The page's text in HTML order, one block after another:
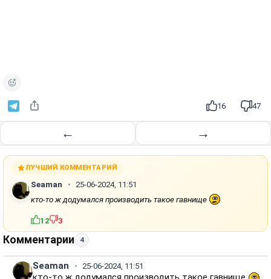
16 47
← →
ЛУЧШИЙ КОММЕНТАРИЙ
Seaman
25-06-2024, 11:51
кто-то ж додумался производить такое гавнище
12 3
Комментарии 4
Seaman 25-06-2024, 11:51